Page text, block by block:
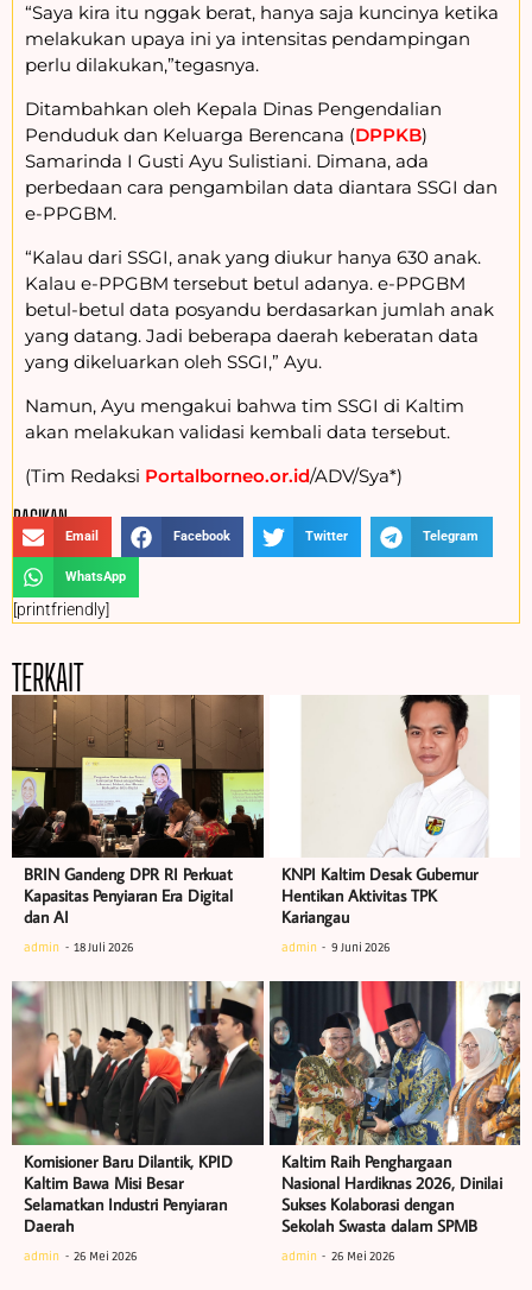
“Saya kira itu nggak berat, hanya saja kuncinya ketika
melakukan upaya ini ya intensitas pendampingan
perlu dilakukan,”tegasnya.
Ditambahkan oleh Kepala Dinas Pengendalian
Penduduk dan Keluarga Berencana (DPPKB)
Samarinda I Gusti Ayu Sulistiani. Dimana, ada
perbedaan cara pengambilan data diantara SSGI dan
e-PPGBM.
“Kalau dari SSGI, anak yang diukur hanya 630 anak.
Kalau e-PPGBM tersebut betul adanya. e-PPGBM
betul-betul data posyandu berdasarkan jumlah anak
yang datang. Jadi beberapa daerah keberatan data
yang dikeluarkan oleh SSGI,” Ayu.
Namun, Ayu mengakui bahwa tim SSGI di Kaltim
akan melakukan validasi kembali data tersebut.
(Tim Redaksi Portalborneo.or.id/ADV/Sya*)
BAGIKAN :
Email Facebook Twitter Telegram
WhatsApp
[printfriendly]
TERKAIT
BRIN Gandeng DPR RI Perkuat
Kapasitas Penyiaran Era Digital
dan AI
admin 18 Juli 2026
KNPI Kaltim Desak Gubernur
Hentikan Aktivitas TPK
Kariangau
admin 9 Juni 2026
Komisioner Baru Dilantik, KPID
Kaltim Bawa Misi Besar
Selamatkan Industri Penyiaran
Daerah
admin 26 Mei 2026
Kaltim Raih Penghargaan
Nasional Hardiknas 2026, Dinilai
Sukses Kolaborasi dengan
Sekolah Swasta dalam SPMB
admin 26 Mei 2026